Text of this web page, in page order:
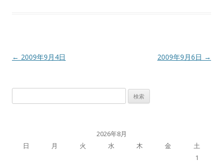
投
← 2009年9月4日 2009年9月6日 →
索:
2026年8月
日
月 火 水 木 金
土
1